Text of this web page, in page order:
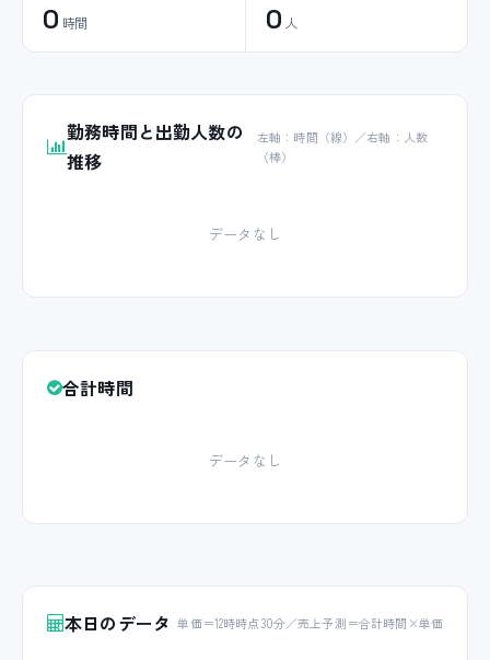
0 時間 0 人
勤務時間と出勤人数の
推移
左軸：時間（線）／右軸：人数
（棒）
データなし
合計時間
データなし
本日のデータ 単価＝12時時点30分／売上予測＝合計時間×単価